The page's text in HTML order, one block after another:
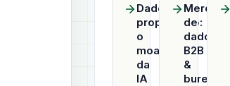
Dado
proprietário:
o
moat
da
IA
Mercado
de
dados
B2B
&
bureaus